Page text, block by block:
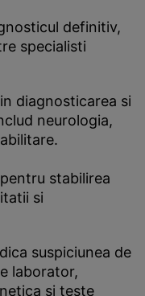
definitiv,
specialisti
diagnosticarea si
neurologia,
stabilirea
si
suspiciunea de
laborator,
si teste